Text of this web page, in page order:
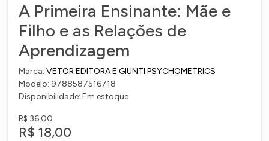
A Primeira Ensinante: Mãe e
Filho e as Relações de
Aprendizagem
Marca: VETOR EDITORA E GIUNTI PSYCHOMETRICS
Modelo: 9788587516718
Disponibilidade: Em estoque
R$ 36,00
R$ 18,00